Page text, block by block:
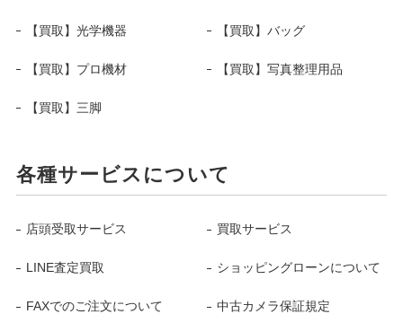
【買取】光学機器 【買取】バッグ
【買取】プロ機材 【買取】写真整理用品
【買取】三脚
各種サービスについて
店頭受取サービス 買取サービス
LINE査定買取 ショッピングローンについて
FAXでのご注文について 中古カメラ保証規定